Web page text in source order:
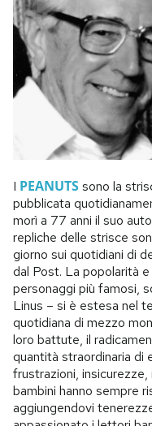
I PEANUTSsono la
pubblicata
morì a 77 anni il suo
repliche delle strisce
giorno sui quotidiani di
dal Post. La popolarità
personaggi più famosi,
Linus – si è estesa nel
quotidiana di mezzo
loro battute, il
quantità straordinaria di
frustrazioni, insicurezze,
bambini hanno sempre
aggiungendovi